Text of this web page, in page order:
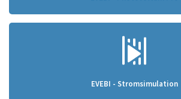
EVEBI - Stromsimulation